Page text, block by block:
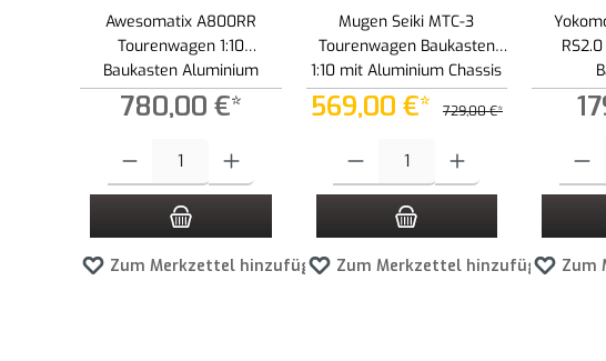
Awesomatix A800RR
Tourenwagen 1:10
Baukasten Aluminium
Chassis
780,00 €*
Produkt Anzahl: Gib den gewünschten Wert ein oder benutze die Schaltflächen
Zum Merkzettel hinzufügen
Mugen Seiki MTC-3
Tourenwagen Baukasten
1:10 mit Aluminium Chassis
569,00 €* 729,00 €*
Produkt Anzahl: Gib den gewünschten
Zum Merkzettel hinzufügen Zum